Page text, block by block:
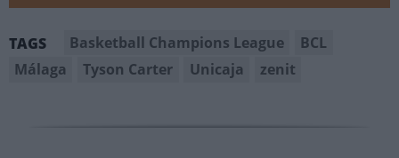
TAGS Basketball Champions League
BCL
Málaga
Tyson Carter Unicaja zenit